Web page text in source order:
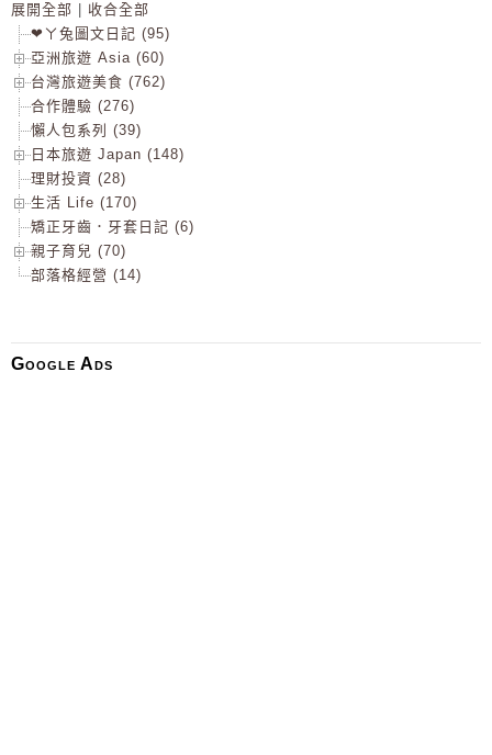
展開全部
收合全部
❤ㄚ兔圖文日記 (95)
亞洲旅遊 Asia (60)
台灣旅遊美食 (762)
合作體驗 (276)
懶人包系列 (39)
日本旅遊 Japan (148)
理財投資 (28)
生活 Life (170)
矯正牙齒．牙套日記 (6)
親子育兒 (70)
部落格經營 (14)
Google Ads